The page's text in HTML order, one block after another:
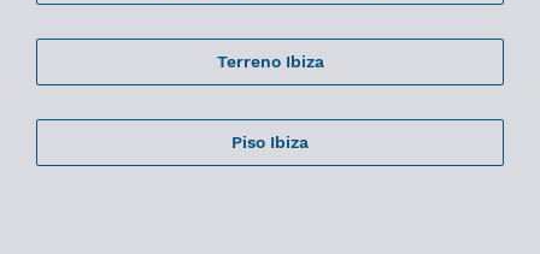
Terreno Ibiza
Piso Ibiza